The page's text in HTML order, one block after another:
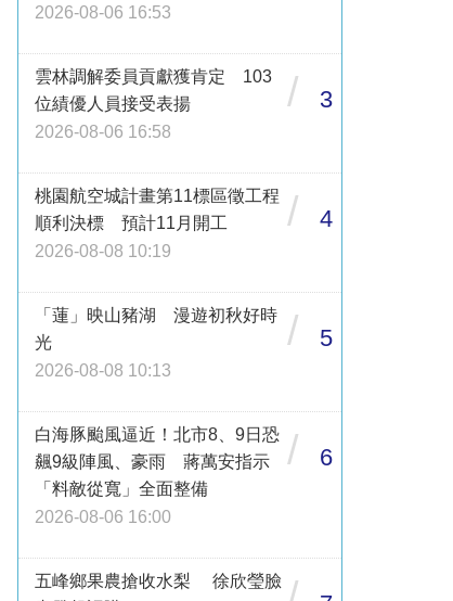
2026-08-06 16:53
雲林調解委員貢獻獲肯定 103
位績優人員接受表揚
2026-08-06 16:58
/ 3
桃園航空城計畫第11標區徵工程
順利決標 預計11月開工
2026-08-08 10:19
/ 4
「蓮」映山豬湖 漫遊初秋好時
光
2026-08-08 10:13
/ 5
白海豚颱風逼近！北市8、9日恐
飆9級陣風、豪雨 蔣萬安指示
「料敵從寬」全面整備
2026-08-06 16:00
/ 6
五峰鄉果農搶收水梨 徐欣瑩臉